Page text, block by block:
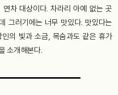
차 대상이다. 차라리 아예 없는 곳
그러기에는 너무 맛있다. 맛있다는
의 빛과 소금, 목숨과도 같은 휴가
소개해본다.